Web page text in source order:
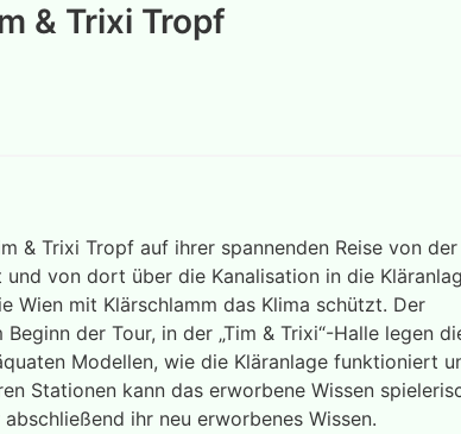
& Trixi Tropf
& Trixi Tropf auf ihrer spannenden Reise von der
von dort über die Kanalisation in die
Wien mit Klärschlamm das Klima schützt. Der
der Tour, in der „Tim & Trixi“-Halle legen
Modellen, wie die Kläranlage funktioniert
Stationen kann das erworbene Wissen
ihr neu erworbenes Wissen.